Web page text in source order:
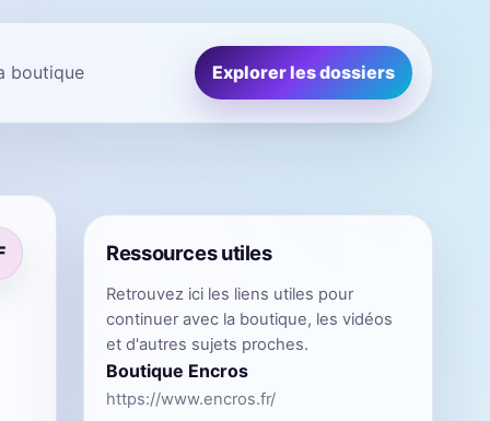
boutique Explorer les dossiers
Ressources utiles
Retrouvez ici les liens utiles pour
continuer avec la boutique, les vidéos
et d'autres sujets proches.
Boutique Encros
https://www.encros.fr/